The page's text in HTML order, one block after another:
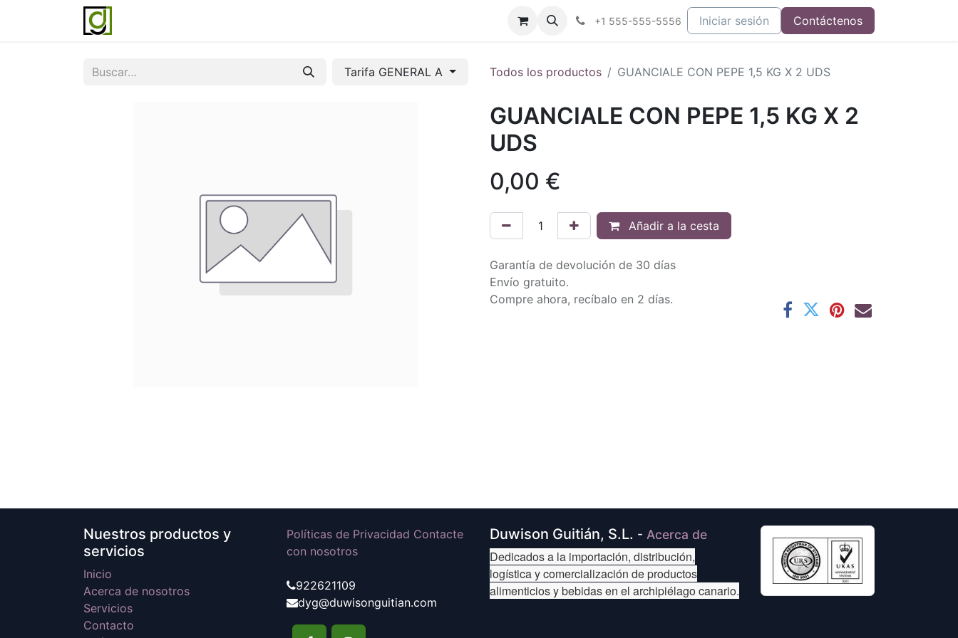
Blog Contáctenos
+1 555-555-5556 Iniciar sesión Contáctenos
Tarifa GENERAL A Todos los productos GUANCIALE CON PEPE 1,5 KG X 2 UDS
GUANCIALE CON PEPE 1,5 KG X 2
UDS
0,00 €
Añadir a la cesta
Garantía de devolución de 30 días
Envío gratuito.
Compre ahora, recíbalo en 2 días.
Nuestros productos y
servicios
Inicio
Acerca de nosotros
Servicios
Contacto
Políticas de Privacidad Contacte
con nosotros
922621109
dyg@duwisonguitian.com
Duwison Guitián, S.L. - Acerca de
Dedicados a la importación, distribución,
logística y comercialización de productos
alimenticios y bebidas en el archipiélago canario.